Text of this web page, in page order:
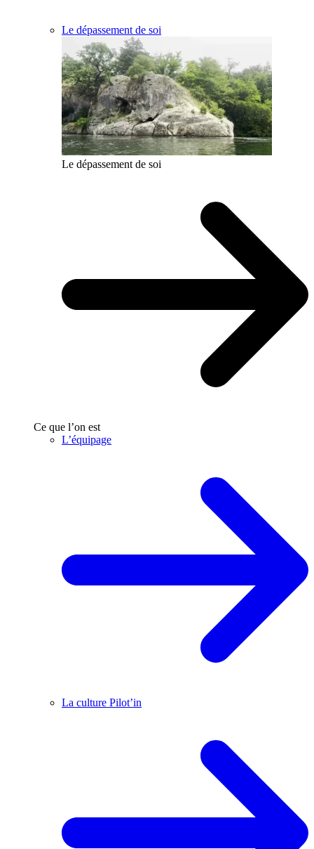
Le dépassement de soi
Le dépassement de soi
Ce que l’on est
L’équipage
La culture Pilot’in